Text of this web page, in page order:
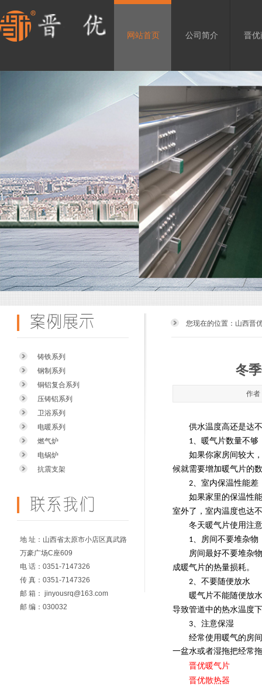
网站首页 公司简介 晋优
地 址：山西省太原市小店区真武路
万豪广场C座609
电 话：0351-7147326
传 真：0351-7147326
邮 箱： jinyousrq@163.com
邮 编：030032
铸铁系列
钢制系列
铜铝复合系列
压铸铝系列
卫浴系列
电暖系列
燃气炉
电锅炉
抗震支架
您现在的位置： 山西晋
冬
作
供水温度高还是达
1、暖气片数量不够
如果你家房间较大
候就需要增加暖气片的
2、室内保温性能差
如果家里的保温性
室外了，室内温度也达
冬天暖气片使用注
1、房间不要堆杂物
房间最好不要堆杂
成暖气片的热量损耗。
2、不要随便放水
暖气片不能随便放
导致管道中的热水温度
3、注意保湿
经常使用暖气的房
一盆水或者湿拖把经常
晋优暖气片
晋优散热器